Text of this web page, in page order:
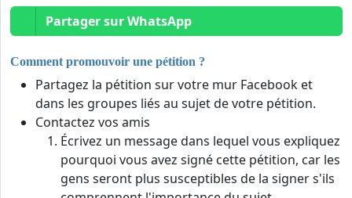
Partager sur WhatsApp
Comment promouvoir une pétition ?
Partagez la pétition sur votre mur Facebook et
dans les groupes liés au sujet de votre pétition.
Contactez vos amis
Écrivez un message dans lequel vous expliquez
pourquoi vous avez signé cette pétition, car les
gens seront plus susceptibles de la signer s'ils